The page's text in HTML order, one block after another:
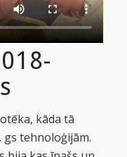
kāda tā
gs tehnoloģijām.